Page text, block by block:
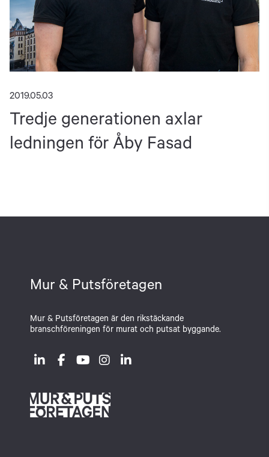
2019.05.03
Tredje generationen axlar
ledningen för Åby Fasad
Mur & Putsföretagen
Mur & Putsföretagen är den rikstäckande
branschföreningen för murat och putsat byggande.